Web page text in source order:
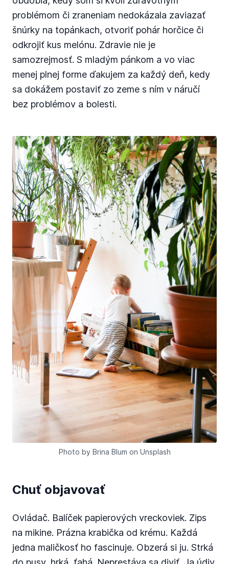
problémom či zraneniam nedokázala zaviazať
šnúrky na topánkach, otvoriť pohár horčice či
odkrojiť kus melónu. Zdravie nie je
samozrejmosť. S mladým pánkom a vo viac
menej plnej forme ďakujem za každý deň, kedy
sa dokážem postaviť zo zeme s ním v náručí
bez problémov a bolesti.
Photo by Brina Blum on Unsplash
Chuť objavovať
Ovládač. Balíček papierových vreckoviek. Zips
na mikine. Prázna krabička od krému. Každá
jedna maličkosť ho fascinuje. Obzerá si ju. Strká